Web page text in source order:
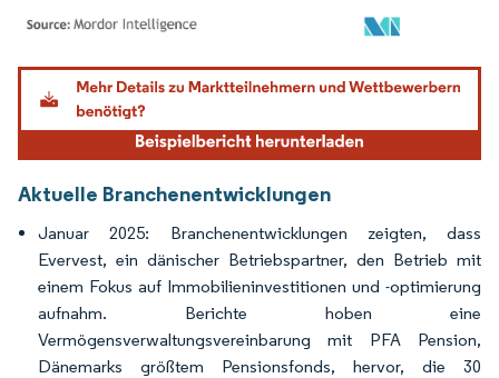
Bild © Mordor Intelligence. Wiederverwendung erfordert Namensnennung gemäß
Aktuelle Branchenentwicklungen
Januar 2025: Branchenentwicklungen zeigten, dass
Evervest, ein dänischer Betriebspartner, den Betrieb mit
einem Fokus auf Immobilieninvestitionen und -optimierung
aufnahm. Berichte hoben eine
Vermögensverwaltungsvereinbarung mit PFA Pension,
Dänemarks größtem Pensionsfonds, hervor, die 30